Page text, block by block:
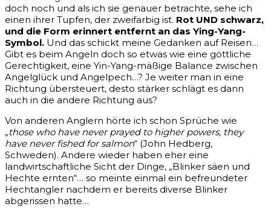
doch noch und als ich sie genauer betrachte, sehe ich
einen ihrer Tupfen, der zweifarbig ist. Rot UND schwarz,
und die Form erinnert entfernt an das Ying-Yang-
Symbol. Und das schickt meine Gedanken auf Reisen…
Gibt es beim Angeln doch so etwas wie eine göttliche
Gerechtigkeit, eine Yin-Yang-mäßige Balance zwischen
Angelglück und Angelpech…? Je weiter man in eine
Richtung übersteuert, desto stärker schlägt es dann
auch in die andere Richtung aus?
Von anderen Anglern hörte ich schon Sprüche wie
„those who have never prayed to higher powers, they
have never fished for salmon“ (John Hedberg,
Schweden). Andere wieder haben eher eine
landwirtschaftliche Sicht der Dinge, „Blinker säen und
Hechte ernten“… so meinte einmal ein befreundeter
Hechtangler nachdem er bereits diverse Blinker
abgerissen hatte…